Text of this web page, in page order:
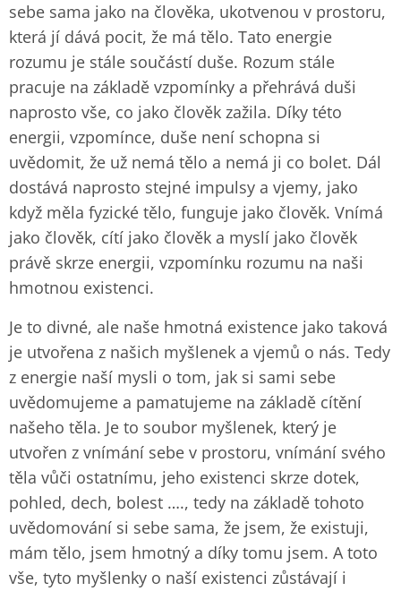
sebe sama jako na člověka, ukotvenou v prostoru,
která jí dává pocit, že má tělo. Tato energie
rozumu je stále součástí duše. Rozum stále
pracuje na základě vzpomínky a přehrává duši
naprosto vše, co jako člověk zažila. Díky této
energii, vzpomínce, duše není schopna si
uvědomit, že už nemá tělo a nemá ji co bolet. Dál
dostává naprosto stejné impulsy a vjemy, jako
když měla fyzické tělo, funguje jako člověk. Vnímá
jako člověk, cítí jako člověk a myslí jako člověk
právě skrze energii, vzpomínku rozumu na naši
hmotnou existenci.
Je to divné, ale naše hmotná existence jako taková
je utvořena z našich myšlenek a vjemů o nás. Tedy
z energie naší mysli o tom, jak si sami sebe
uvědomujeme a pamatujeme na základě cítění
našeho těla. Je to soubor myšlenek, který je
utvořen z vnímání sebe v prostoru, vnímání svého
těla vůči ostatnímu, jeho existenci skrze dotek,
pohled, dech, bolest …., tedy na základě tohoto
uvědomování si sebe sama, že jsem, že existuji,
mám tělo, jsem hmotný a díky tomu jsem. A toto
vše, tyto myšlenky o naší existenci zůstávají i